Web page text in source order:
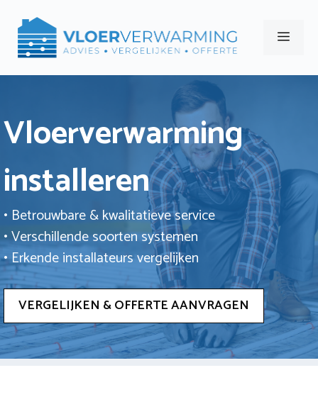
naar
Menu
Vloerverwarming
installeren
• Betrouwbare & kwalitatieve service
• Verschillende soorten systemen
• Erkende installateurs vergelijken
VERGELIJKEN & OFFERTE AANVRAGEN